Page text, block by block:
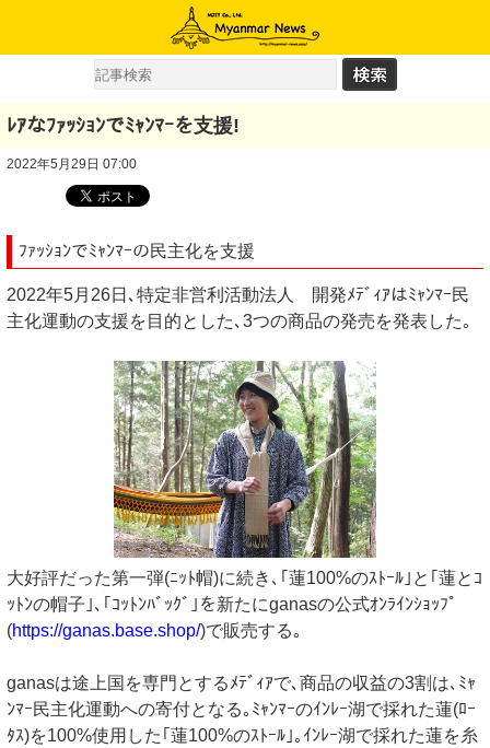
ﾚｱなﾌｧｯｼｮﾝでﾐｬﾝﾏｰを支援!
2022年5月29日 07:00
ﾌｧｯｼｮﾝでﾐｬﾝﾏｰの民主化を支援
2022年5月26日､特定非営利活動法人 開発ﾒﾃﾞｨｱはﾐｬﾝﾏｰ民
主化運動の支援を目的とした､3つの商品の発売を発表した｡
大好評だった第一弾(ﾆｯﾄ帽)に続き､｢蓮100%のｽﾄｰﾙ｣と｢蓮とｺ
ｯﾄﾝの帽子｣､｢ｺｯﾄﾝﾊﾞｯｸﾞ｣を新たにganasの公式ｵﾝﾗｲﾝｼｮｯﾌﾟ
(https://ganas.base.shop/)で販売する｡
ganasは途上国を専門とするﾒﾃﾞｨｱで､商品の収益の3割は､ﾐｬ
ﾝﾏｰ民主化運動への寄付となる｡ﾐｬﾝﾏｰのｲﾝﾚｰ湖で採れた蓮(ﾛｰ
ﾀｽ)を100%使用した｢蓮100%のｽﾄｰﾙ｣｡ｲﾝﾚｰ湖で採れた蓮を糸